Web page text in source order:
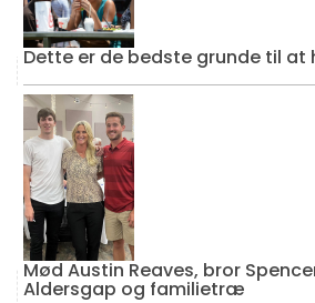
Dette er de bedste grunde til
Mød Austin Reaves, bror
Aldersgap og familietræ